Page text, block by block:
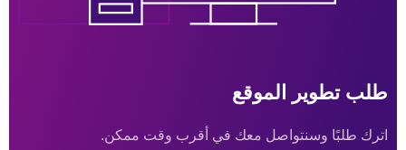
طلب تطوير الموقع
اترك طلبًا وسنتواصل معك في أقرب وقت ممكن.